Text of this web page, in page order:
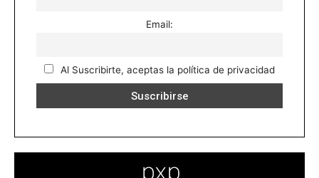
Email:
Al Suscribirte, aceptas la política de privacidad